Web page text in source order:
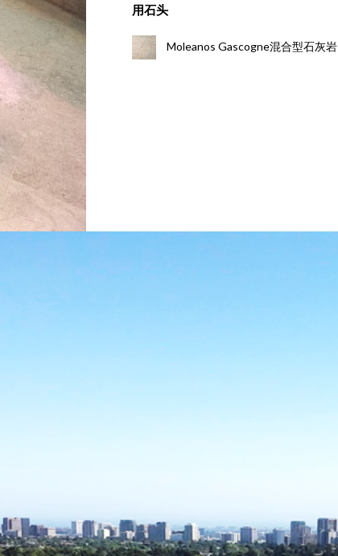
用石头
Moleanos Gascogne混合型石灰岩